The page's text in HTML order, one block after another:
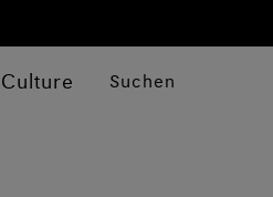
Culture Suchen